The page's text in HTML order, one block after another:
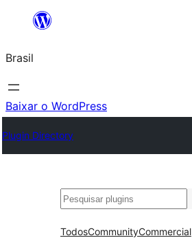
o
conteúdo
Brasil
Baixar o WordPress
Plugin Directory
Pesquisar
TodosCommunityCommercial